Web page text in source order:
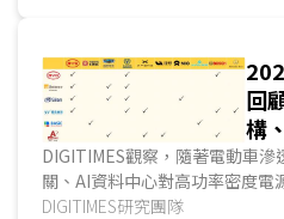
的年均複合成長率(CAGR)將達
大廠紛紛擴張產能，以滿足市場
回
構
化
DIGITIMES觀察，隨著電動車
關、AI資料中心對高功率密度電
基礎設施的升級，帶來中國SiC
DIGITIMES研究團隊